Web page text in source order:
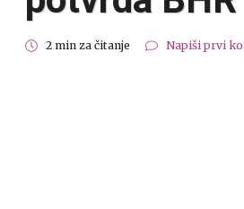
2 min za čitanje Napiši prvi